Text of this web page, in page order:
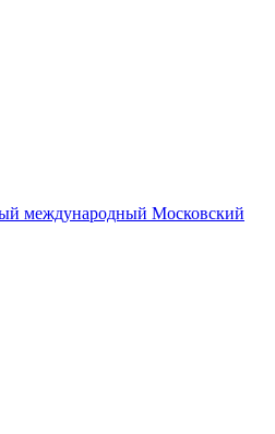
международный Московский